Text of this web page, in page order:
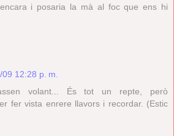
i posaria la mà al foc que ens hi
09 12:28 p. m.
volant... És tot un repte, però
fer vista enrere llavors i recordar. (Estic